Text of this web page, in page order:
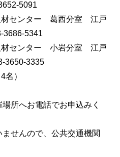
5091
センター 葛西分室 江戸
3686-5341
センター 小岩分室 江戸
3650-3335
名）
所へお電話でお申込みく
せんので、公共交通機関